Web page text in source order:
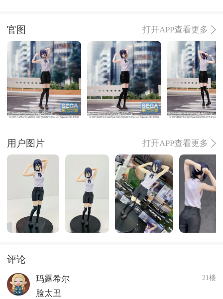
官图 打开APP查看更多
用户图片 打开APP查看更多
评论
玛露希尔 21楼
脸太丑